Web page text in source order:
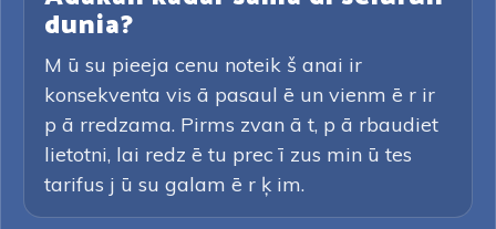
dunia?
M ū su pieeja cenu noteik š anai ir
konsekventa vis ā pasaul ē un vienm ē r ir
p ā rredzama. Pirms zvan ā t, p ā rbaudiet
lietotni, lai redz ē tu prec ī zus min ū tes
tarifus j ū su galam ē r ķ im.